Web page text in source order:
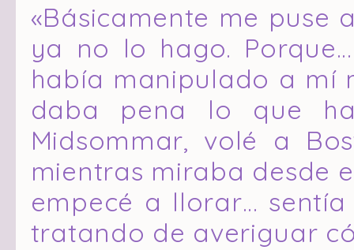
«Básicamente me puse
ya no lo hago.
había manipulado a mí
daba pena lo que
Midsommar, volé a
mientras miraba desde
empecé a llorar…
tratando de averiguar